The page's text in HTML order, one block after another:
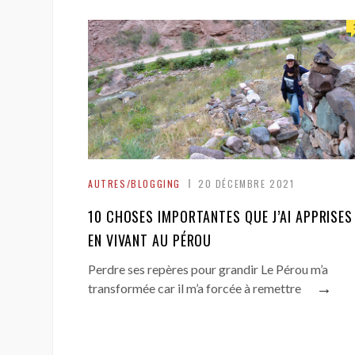
AUTRES/BLOGGING 20 DÉCEMBRE 2021
10 CHOSES IMPORTANTES QUE J’AI APPRISES
EN VIVANT AU PÉROU
Perdre ses repères pour grandir Le Pérou m’a
transformée car il m’a forcée à remettre
→